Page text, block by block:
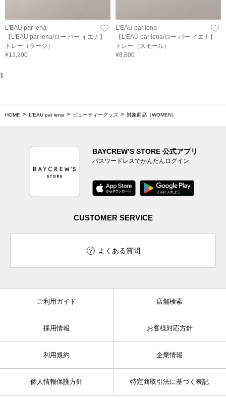
L'EAU par iena
【L'EAU par iena/ロー パー イエナ】
トレー（ラージ）
¥13,200
L'EAU par iena
【L'EAU par iena/ロー パー イエナ】
トレー（スモール）
¥8,800
1
HOME L'EAU par iena ビューティーグッズ 対象商品（WOMEN）
BAYCREW’S STORE 公式アプリ
パスワードレスでかんたんログイン
CUSTOMER SERVICE
よくある質問
ご利用ガイド 店舗検索
採用情報 お客様対応方針
利用規約 企業情報
個人情報保護方針 特定商取引法に基づく表記